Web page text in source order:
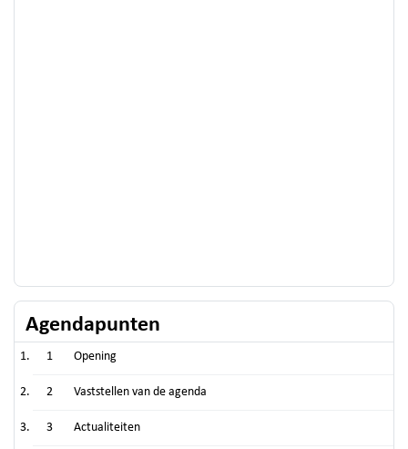
Agendapunten
1 Opening
2 Vaststellen van de agenda
3 Actualiteiten